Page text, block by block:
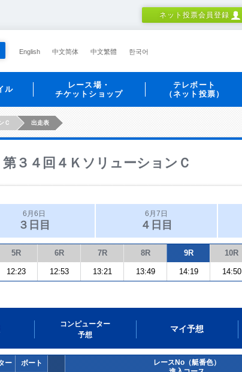
ネット投票会員登録
English 中文简体 中文繁體 한국어
ル
レース場・
チケットショップ
テレボート
（ネット投票）
Ｃ 出走表
３４回４ＫソリューションＣ
6月6日
３日目
6月7日
４日目
5R 6R 7R 8R 9R 10R
12:23 12:53 13:21 13:49 14:19 14:50
コンピューター
予想
マイ予想
ー ボート
レースNo（艇番色）